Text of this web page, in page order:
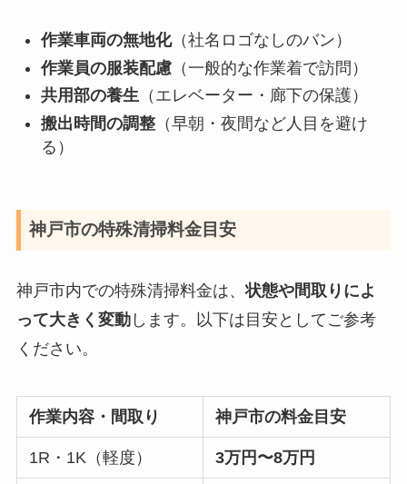
作業車両の無地化（社名ロゴなしのバン）
作業員の服装配慮（一般的な作業着で訪問）
共用部の養生（エレベーター・廊下の保護）
搬出時間の調整（早朝・夜間など人目を避け
る）
神戸市の特殊清掃料金目安
神戸市内での特殊清掃料金は、状態や間取りによ
って大きく変動します。以下は目安としてご参考
ください。
作業内容・間取り 神戸市の料金目安
1R・1K（軽度） 3万円〜8万円